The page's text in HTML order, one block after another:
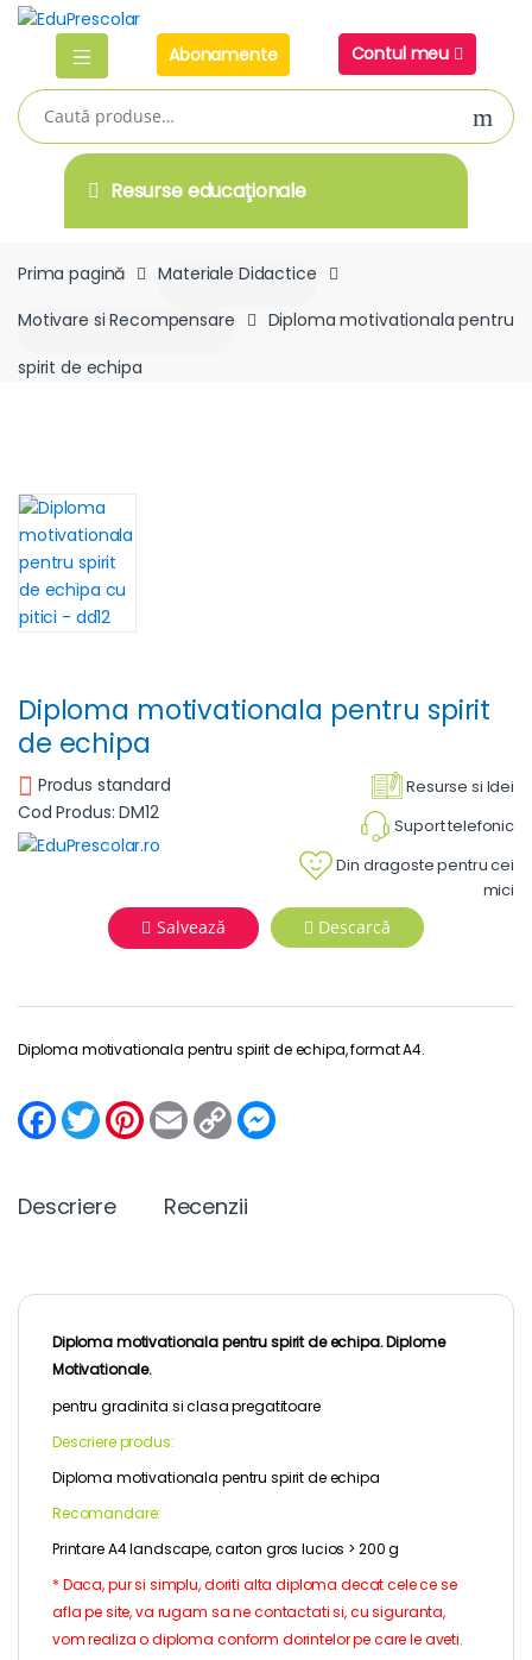
Skip
navigation
Skip
Abonamente
Contul meu
Caută
după:
Resurse educaţionale
Prima pagină
Materiale Didactice
Motivare si Recompensare
Diploma motivationala pentru
spirit de echipa
Diploma motivationala pentru spirit
de echipa
Resurse si Idei
Suport telefonic
Din dragoste pentru cei
mici
Produs standard
Cod Produs: DM12
Salvează Descarcă
Diploma motivationala pentru spirit de echipa, format A4.
F
a
o
T
w
e
P
E
m
C
o
i
Descriere Recenzii
Diploma motivationala pentru spirit de echipa.Diplome
Motivationale.
pentrugradinita si clasa pregatitoare
Descriere produs:
Diploma motivationala pentru spirit de echipa
Recomandare:
Printare A4 landscape, carton gros lucios > 200 g
* Daca, pur si simplu, doriti alta diploma decat cele ce se
afla pe site, va rugam sa ne contactati si, cu siguranta,
vom realiza o diploma conform dorintelor pe care le aveti.